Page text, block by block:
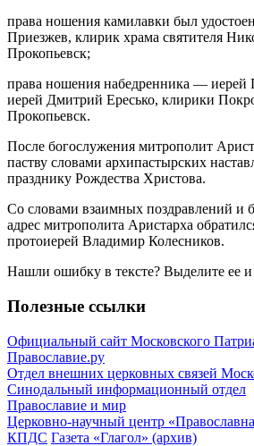
права ношения камилавки был
Приезжев, клирик храма святителя
Прокопьевск;
права ношения набедренника — иерей
иерей Дмитрий Ересько, клирики
Прокопьевск.
После богослужения митрополит
паству словами архипастырских
празднику Рождества Христова.
Со словами взаимных поздравлений и
адрес митрополита Аристарха
протоиерей Владимир Колесников.
Нашли ошибку в тексте? Выделите ее
Полезные ссылки
Официальный сайт Московского
Православие.ру
Отдел внешних церковных связей
Синодальный информационный отдел
Православие и мир
Церковно-научный центр
КПДС Газета «Глагол» (архив)